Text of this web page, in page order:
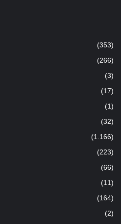
(353)
(266)
(3)
(17)
(1)
(32)
(1.166)
(223)
(66)
(11)
(164)
(2)